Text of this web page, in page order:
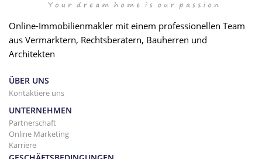
Online-Immobilienmakler mit einem professionellen Team
aus Vermarktern, Rechtsberatern, Bauherren und
Architekten
ÜBER UNS
Kontaktiere uns
UNTERNEHMEN
Partnerschaft
Online Marketing
Karriere